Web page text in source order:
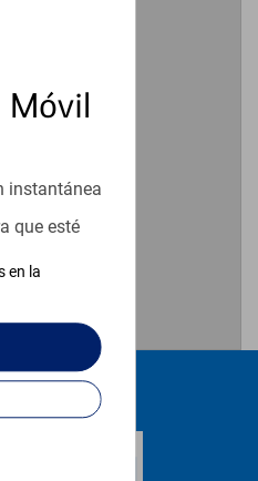
Móvil
instantánea
que esté
en la